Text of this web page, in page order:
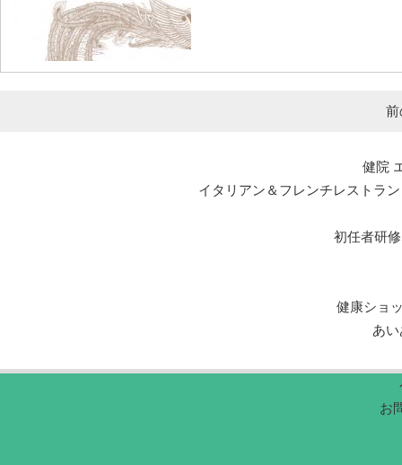
前
健院
イタリアン＆フレンチレストラ
初任者研修
健康ショ
あ
お